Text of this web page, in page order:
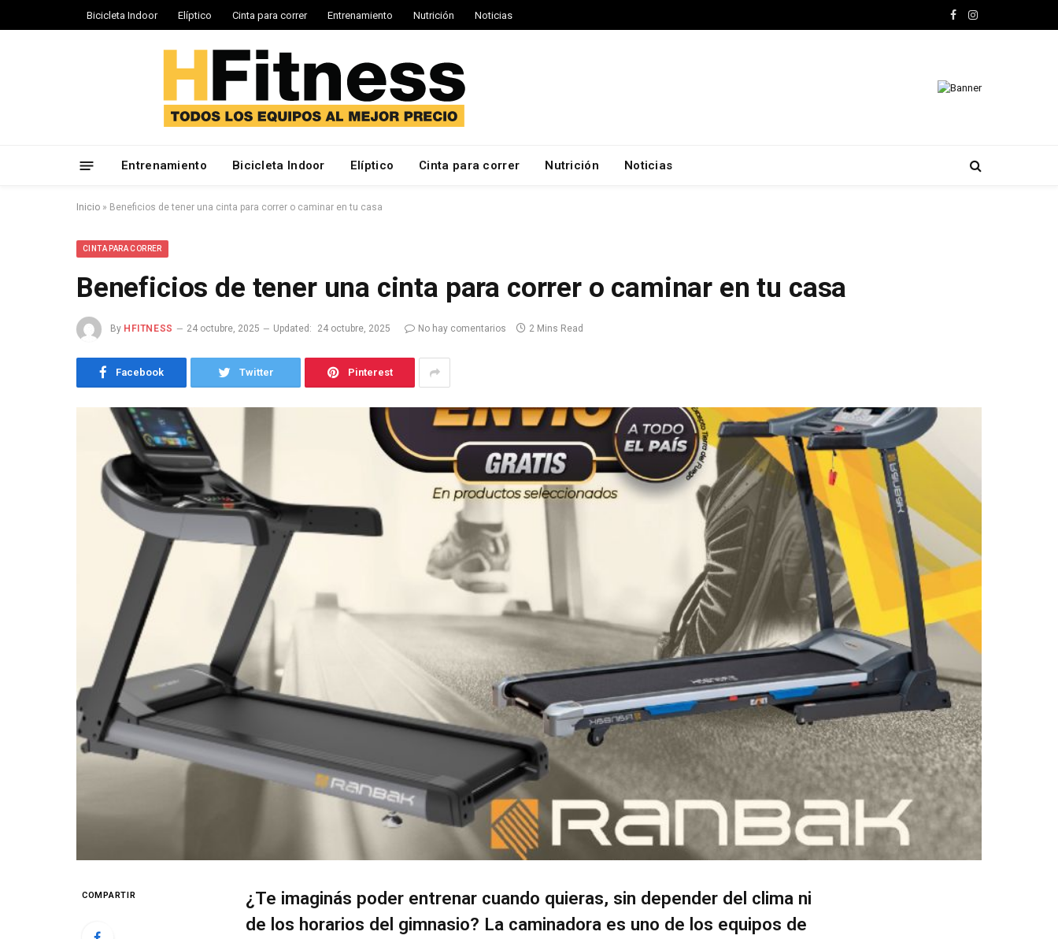
Bicicleta Indoor Elíptico Cinta para correr Entrenamiento Nutrición Noticias
FacebookInstagram
Entrenamiento Bicicleta Indoor Elíptico Cinta para correr Nutrición Noticias
Inicio » Beneficios de tener una cinta para correr o caminar en tu casa
CINTA PARA CORRER
Beneficios de tener una cinta para correr o caminar en tu casa
By HFITNESS 24 octubre, 2025 Updated: 24 octubre, 2025 No hay comentarios 2 Mins Read
Facebook Twitter Pinterest
COMPARTIR
¿Te imaginás poder entrenar cuando quieras, sin depender del clima ni
de los horarios del gimnasio? La caminadora es uno de los equipos de